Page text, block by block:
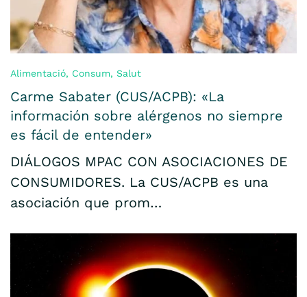
Alimentació, Consum, Salut
Carme Sabater (CUS/ACPB): «La
información sobre alérgenos no siempre
es fácil de entender»
DIÁLOGOS MPAC CON ASOCIACIONES DE
CONSUMIDORES. La CUS/ACPB es una
asociación que prom…